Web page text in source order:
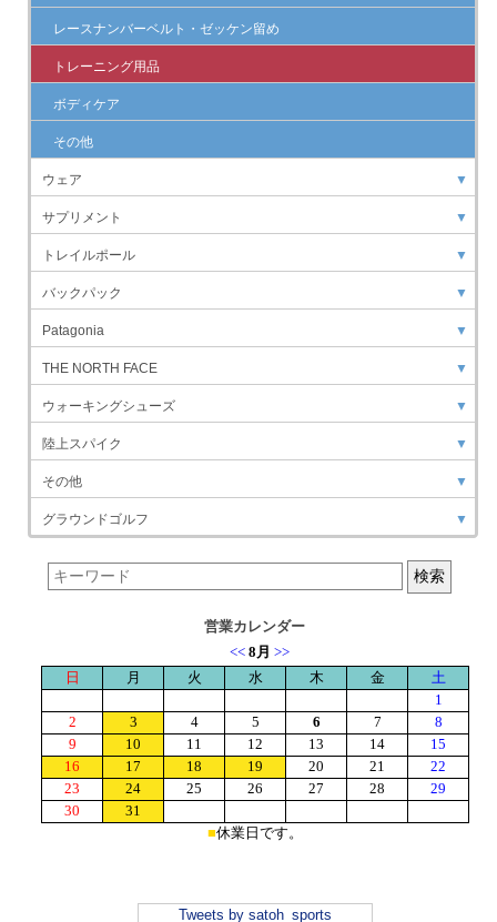
レースナンバーベルト・ゼッケン留め
トレーニング用品
ボディケア
その他
ウェア ▼
サプリメント ▼
トレイルポール ▼
バックパック ▼
Patagonia ▼
THE NORTH FACE ▼
ウォーキングシューズ ▼
陸上スパイク ▼
その他 ▼
グラウンドゴルフ ▼
営業カレンダー
Tweets by satoh_sports